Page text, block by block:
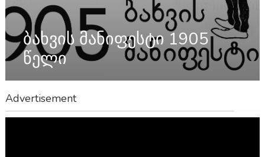
ბახვის მანიფესტი 1905
წელი
Advertisement